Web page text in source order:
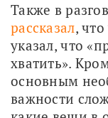
Также в
рассказал,
указал, что
хватить».
основным
важности